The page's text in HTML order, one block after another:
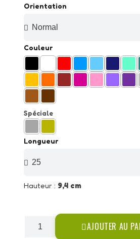
Orientation
Couleur
Spéciale
Longueur
Hauteur : 9,4 cm
AJOUTER AU